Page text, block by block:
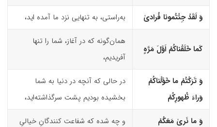
وَ لَقَدْ جِئْتُمونا فُرادیٰ به‌راستی، به‌ تنهایی نزد ما آمده ‌اید،
کَما خَلَقْناکُمْ اَوَّلَ مَرَّهٍ
همان‌گونه که در آغاز، شما را تنها
آفریدیم،
وَ تَرَکْتُمْ ما خَوَّلْناکُمْ
وَراءَ ظُهورِکُمْ
در حالی که آنچه در دنیا به شما
بخشیده بودیم پشت سرگذاشته‌اید،
وَ ما نَریٰ مَعَکُمْ
و چه شده که شفاعت ‌کنندگانِ خیالیِ